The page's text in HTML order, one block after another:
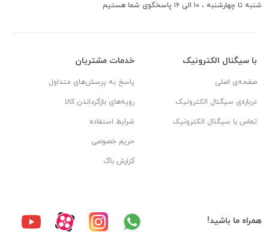
شنبه تا چهارشنبه ، ۱۰ الی ۱۶ پاسخگوی شما هستیم
با سیگنال الکترونیک
صفحه‌ی اصلی
درباره‌ی سیگنال الکترونیک
تماس با سیگنال الکترونیک
خدمات مشتریان
پاسخ به پرسش‌های متداول
رویه‌های بازگرداندن کالا
شرایط استفاده
حریم خصوصی
گزارش باگ
همراه ما باشید!